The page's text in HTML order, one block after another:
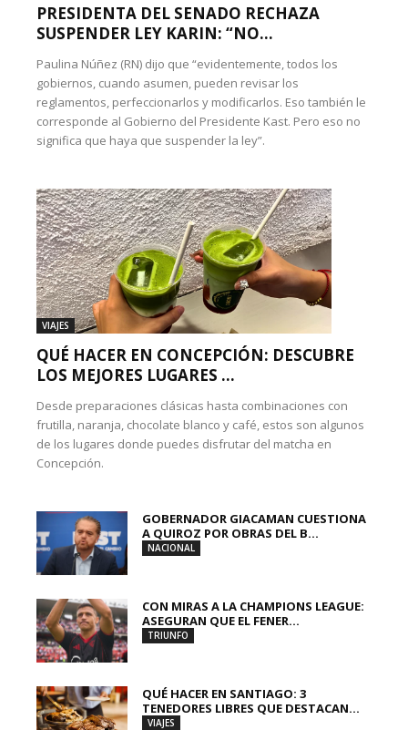
PRESIDENTA DEL SENADO RECHAZA
SUSPENDER LEY KARIN: “NO...
Paulina Núñez (RN) dijo que “evidentemente, todos los
gobiernos, cuando asumen, pueden revisar los
reglamentos, perfeccionarlos y modificarlos. Eso también le
corresponde al Gobierno del Presidente Kast. Pero eso no
significa que haya que suspender la ley”.
VIAJES
QUÉ HACER EN CONCEPCIÓN: DESCUBRE
LOS MEJORES LUGARES ...
Desde preparaciones clásicas hasta combinaciones con
frutilla, naranja, chocolate blanco y café, estos son algunos
de los lugares donde puedes disfrutar del matcha en
Concepción.
GOBERNADOR GIACAMAN CUESTIONA
A QUIROZ POR OBRAS DEL B...
NACIONAL
CON MIRAS A LA CHAMPIONS LEAGUE:
ASEGURAN QUE EL FENER...
TRIUNFO
QUÉ HACER EN SANTIAGO: 3
TENEDORES LIBRES QUE DESTACAN...
VIAJES